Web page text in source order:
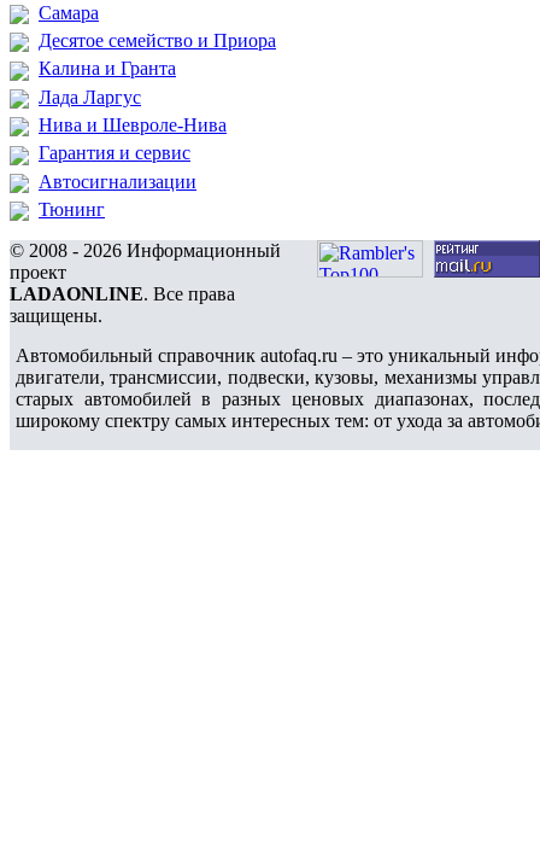
Самара
Десятое семейство и Приора
Калина и Гранта
Лада Ларгус
Нива и Шевроле-Нива
Гарантия и сервис
Автосигнализации
Тюнинг
© 2008 - 2026 Информационный
проект
LADAONLINE. Все права
защищены.
Автомобильный справочник autofaq.ru – это уникальный
двигатели, трансмиссии, подвески, кузовы, механизмы
старых автомобилей в разных ценовых диапазонах,
широкому спектру самых интересных тем: от ухода за